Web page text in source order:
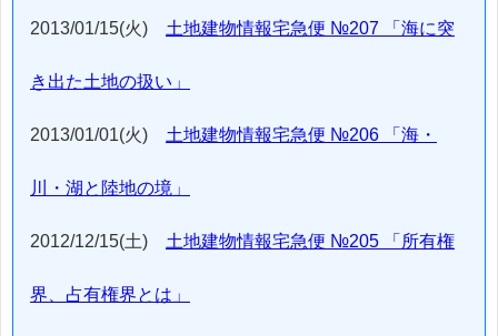
2013/01/15(火) 土地建物情報宅急便 №207 「海に突
き出た土地の扱い」
2013/01/01(火) 土地建物情報宅急便 №206 「海・
川・湖と陸地の境」
2012/12/15(土) 土地建物情報宅急便 №205 「所有権
界、占有権界とは」